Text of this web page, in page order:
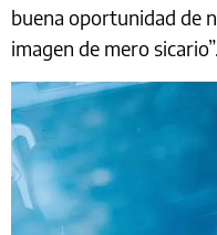
buena oportunidad de
imagen de mero sicario”.